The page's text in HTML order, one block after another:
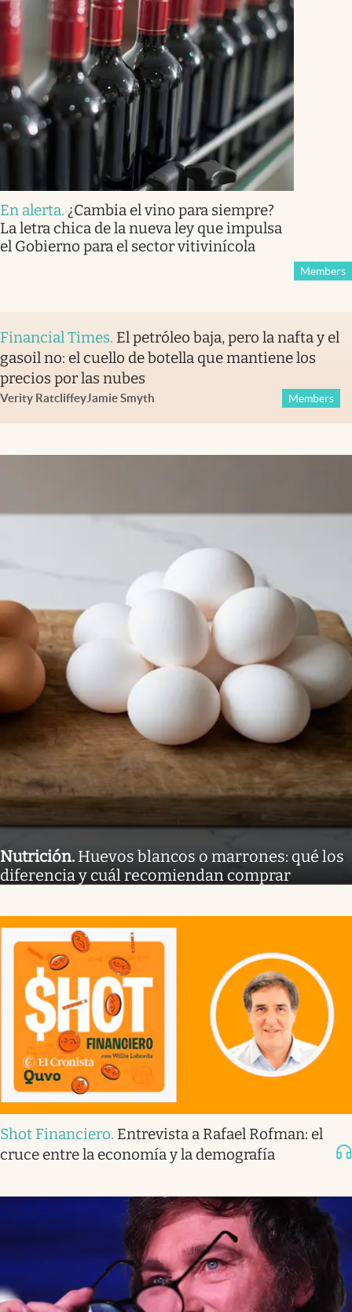
En alerta. ¿Cambia el vino para siempre?
La letra chica de la nueva ley que impulsa
el Gobierno para el sector vitivinícola
Members
Financial Times. El petróleo baja, pero la nafta y el
gasoil no: el cuello de botella que mantiene los
precios por las nubes
Verity RatcliffeyJamie Smyth Members
Nutrición. Huevos blancos o marrones: qué los
diferencia y cuál recomiendan comprar
Shot Financiero. Entrevista a Rafael Rofman: el
cruce entre la economía y la demografía